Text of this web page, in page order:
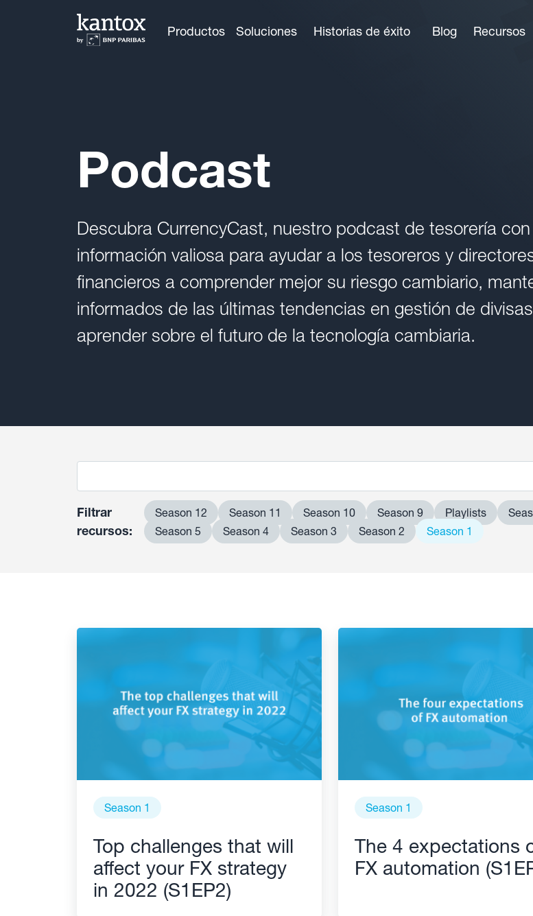
Productos Soluciones Historias de éxito Blog Recursos
Podcast
Descubra CurrencyCast, nuestro podcast de tesorería con
información valiosa para ayudar a los tesoreros y
financieros a comprender mejor su riesgo cambiario,
informados de las últimas tendencias en gestión de
aprender sobre el futuro de la tecnología cambiaria.
Filtrar
recursos:
Season 12 Season 11 Season 10 Season 9 Playlists
Season 5
Season 4 Season 3 Season 2 Season 1
Season 1
Top challenges that will
affect your FX strategy
in 2022 (S1EP2)
Season 1
The 4 expectations
FX automation